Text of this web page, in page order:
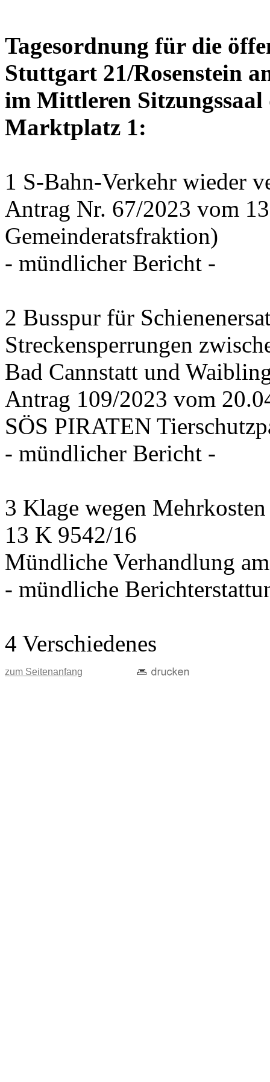
Tagesordnung für die
Stuttgart 21/Rosenstein
im Mittleren Sitzungssaal
Marktplatz 1:
1 S-Bahn-Verkehr wieder
Antrag Nr. 67/2023 vom
Gemeinderatsfraktion)
- mündlicher Bericht -
2 Busspur für
Streckensperrungen
Bad Cannstatt und
Antrag 109/2023 vom
SÖS PIRATEN
- mündlicher Bericht -
3 Klage wegen
13 K 9542/16
Mündliche Verhandlung
- mündliche
4 Verschiedenes
zum Seitenanfang